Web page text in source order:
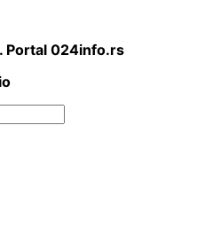
Portal 024info.rs